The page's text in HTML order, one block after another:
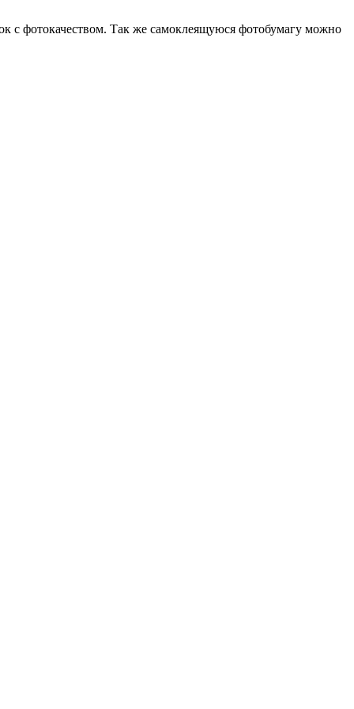
с фотокачеством. Так же самоклеящуюся фотобумагу можно